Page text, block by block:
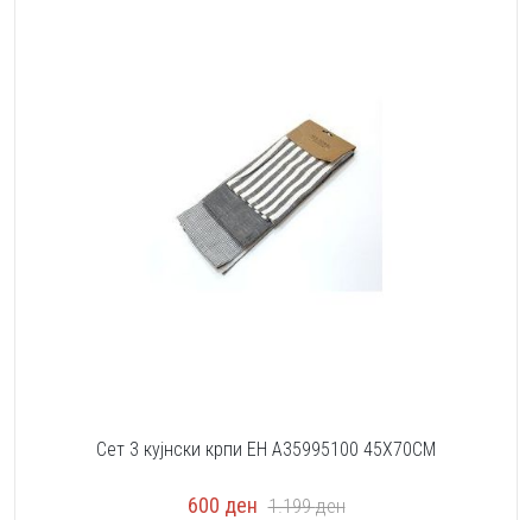
Сет 3 кујнски крпи EH A35995100 45X70CM
600 ден 1.199ден